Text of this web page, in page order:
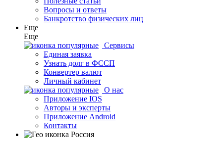
Вопросы и ответы
Банкротство физических лиц
Еще
Еще
Сервисы
Единая заявка
Узнать долг в ФССП
Конвертер валют
Личный кабинет
О нас
Приложение IOS
Авторы и эксперты
Приложение Android
Контакты
Россия